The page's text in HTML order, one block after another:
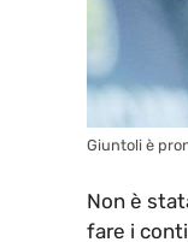
Giuntoli è
Non è
fare i